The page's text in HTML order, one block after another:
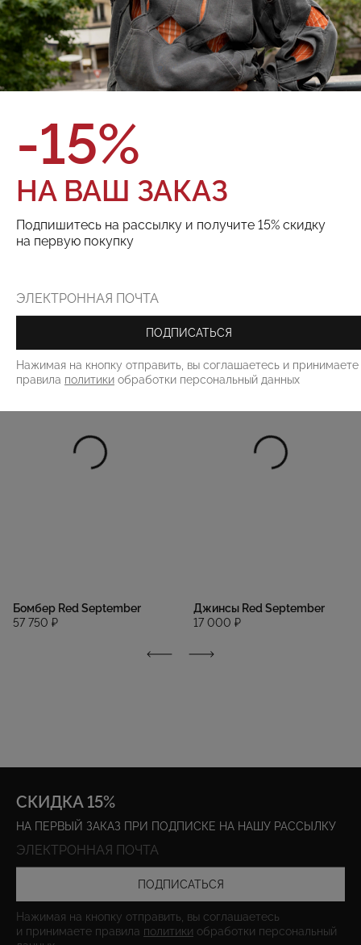
пуговицах Четыре объемных накладных кармана с
клапанами Декоративные разрезы по низу рукава
Бренд: Red September
Состав:100% хлопок
ТОВАРА НЕТ В НАЛИЧИИ
РЕКОМЕНДУЕМ
Бомбер Red September
57 750 ₽
Джинсы Red September
17 000 ₽
СКИДКА 15%
НА ПЕРВЫЙ ЗАКАЗ ПРИ ПОДПИСКЕ НА НАШУ РАССЫЛКУ
ПОДПИСАТЬСЯ
Нажимая на кнопку отправить, вы соглашаетесь
и принимаете правила политики обработки персональный
-15%
НА ВАШ ЗАКАЗ
Подпишитесь на рассылку и получите 15% скидку
на первую покупку
ПОДПИСАТЬСЯ
Нажимая на кнопку отправить, вы соглашаетесь и принимаете
правила политики обработки персональный данных